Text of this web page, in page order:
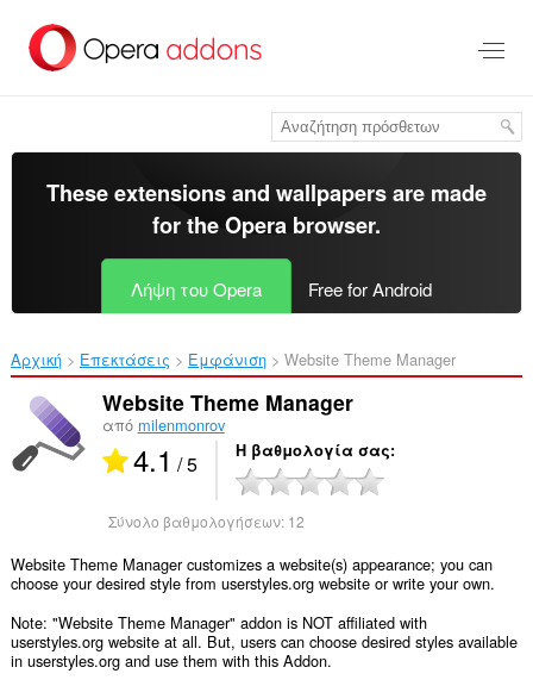
στο
κύριο
These extensions and wallpapers are made
for theOpera browser.
Λήψη του Opera Free for Android
Αρχική Επεκτάσεις Εμφάνιση Website Theme Manager‎
Website Theme Manager
από milenmonrov
4.1 / 5 Η βαθμολογία σας
Σύνολο βαθμολογήσεων: 12
Website Theme Manager customizes a website(s) appearance; you can
choose your desired style from userstyles.org website or write your own.
Note: "Website Theme Manager" addon is NOT affiliated with
userstyles.org website at all. But, users can choose desired styles available
in userstyles.org and use them with this Addon.